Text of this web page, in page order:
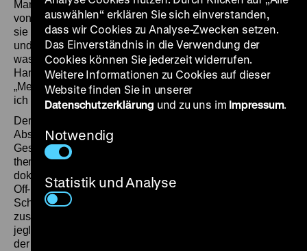
Marion ist schwanger von Fred. Oder von Dr. Morath? Oder
von Thomas von Stein? Es ist eigentlich auch egal, denn
sie lässt das Kind sowieso in der Schweiz wegmachen
und am Ende sind eh alle tot – bloß manche werden vorher
was erleben. Der vermeintliche Regisseur, der die
Handlung aus dem Off kommentiert, erläutert schlüssig:
„Meine Darsteller sterben alle. Das habe ich gewollt, denn
ich kann mir nicht vorstellen, mit ihnen zusammenzuleben.“
Der Film des Kollektivs „Epplwoi Motion Pictures“ – acht
Absolventinnen und Absolventen der Hochschule für
Gestaltung in Ulm – ist ein Zeitdokument par excellence,
thematisch wie ästhetisch. Das aus im semi-
dokumentarischen Stil gedrehten Szenen, Archivmaterial,
Off-Kommentaren, Texttafeln, auffällig vielen
Schwarzbildern, Freeze Frames und Fotos
zusammengeflickte Gemeinschaftswerk verweigert
jegliche Konvention des filmisches Erzählens, selbst die
der ohnehin konventionsbrechenden 1960er. Statt
auswählen“ erklären Sie sich einverstanden,
dass wir Cookies zu Analyse-Zwecken setzen.
Das Einverständnis in die Verwendung der
Cookies können Sie jederzeit widerrufen.
Weitere Informationen zu Cookies auf dieser
Website finden Sie in unserer
Datenschutzerklärung und zu uns im Impressum.
Notwendig
Statistik und Analyse